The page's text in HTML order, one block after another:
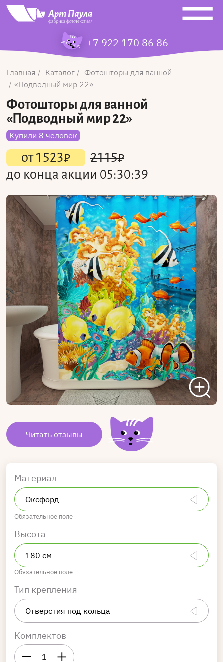
+7 922 170 86 86
Главная Каталог
Фотошторы для ванной
Подводный мир 22
Фотошторы для ванной
«Подводный мир 22»
Купили 8 человек
от1523₽ 2115₽
до конца акции 05:30:39
Читать отзывы
Материал
Обязательное поле
Высота
Обязательное поле
Тип крепления
Комплектов
1